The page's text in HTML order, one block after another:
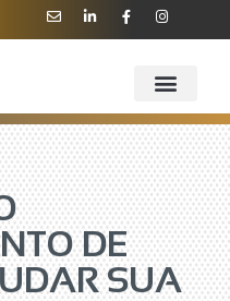
910 - CEP 13208-760 - Jundiaí/SP
DE
SUA